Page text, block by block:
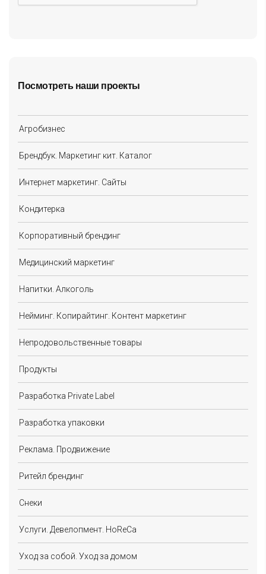
Посмотреть наши проекты
Агробизнес
Брендбук. Маркетинг кит. Каталог
Интернет маркетинг. Сайты
Кондитерка
Корпоративный брендинг
Медицинский маркетинг
Напитки. Алкоголь
Нейминг. Копирайтинг. Контент маркетинг
Непродовольственные товары
Продукты
Разработка Private Label
Разработка упаковки
Реклама. Продвижение
Ритейл брендинг
Снеки
Услуги. Девелопмент. HoReCa
Уход за собой. Уход за домом